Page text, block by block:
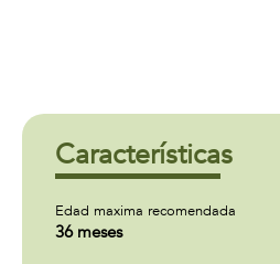
Características
Edad maxima recomendada
36 meses